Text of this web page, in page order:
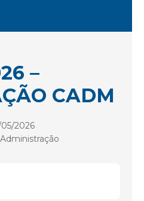
–
CADM
2026